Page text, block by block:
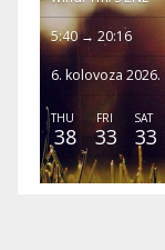
5:40 → 20:16
6. kolovoza 2026.
THU
38
FRI
33
SAT
33